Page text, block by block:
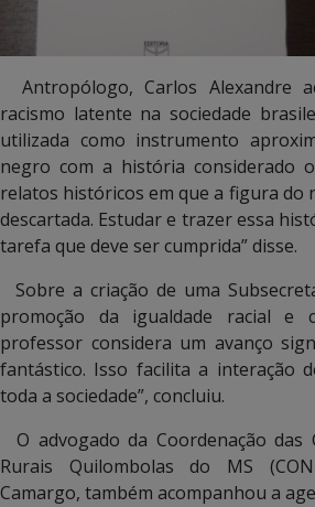
Antropólogo, Carlos Alexandre
racismo latente na sociedade
utilizada como instrumento
negro com a história considerado
relatos históricos em que a figura do
descartada. Estudar e trazer essa
tarefa que deve ser cumprida” disse.
Sobre a criação de uma
promoção da igualdade racial e
professor considera um avanço
fantástico. Isso facilita a interação
toda a sociedade”, concluiu.
O advogado da Coordenação das
Rurais Quilombolas do MS
Camargo, também acompanhou a